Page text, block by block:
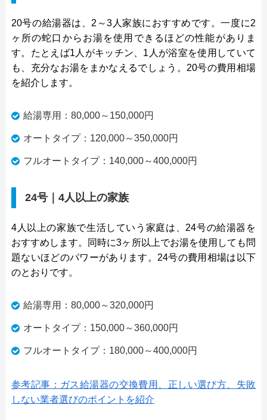
20号の給湯器は、2～3人家族におすすめです。一度に2
ヶ所の蛇口からお湯を使用できるほどの性能がありま
す。たとえば1人がキッチン、1人が浴室を使用していて
も、充分なお湯をまかなえるでしょう。20号の費用相場
を紹介します。
給湯専用：80,000～150,000円
オートタイプ：120,000～350,000円
フルオートタイプ：140,000～400,000円
24号｜4人以上の家族
4人以上の家族で生活していう家庭は、24号の給湯器を
おすすめします。同時に3ヶ所以上でお湯を使用しても問
題ないほどのパワーがあります。24号の費用相場は以下
のとおりです。
給湯専用：80,000～320,000円
オートタイプ：150,000～360,000円
フルオートタイプ：180,000～400,000円
参考記事：ガス給湯器の交換費用、正しい選び方、失敗
しない業者選びのポイントを紹介